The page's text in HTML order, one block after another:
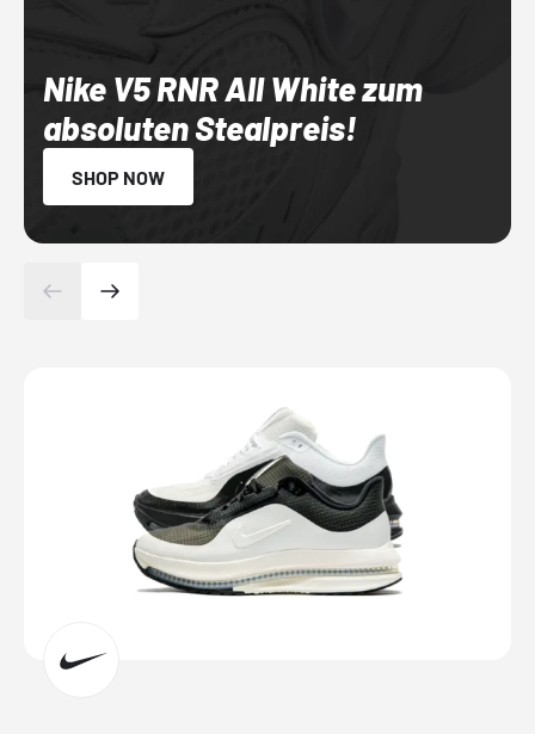
Nike V5 RNR All White zum
absoluten Stealpreis!
SHOP NOW